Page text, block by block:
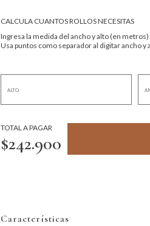
CALCULA CUANTOS ROLLOS NECESITAS
Ingresa la medida del ancho y alto (en
Usa puntos como separador al digitar ancho y
TOTAL A PAGAR
$242.900
Características